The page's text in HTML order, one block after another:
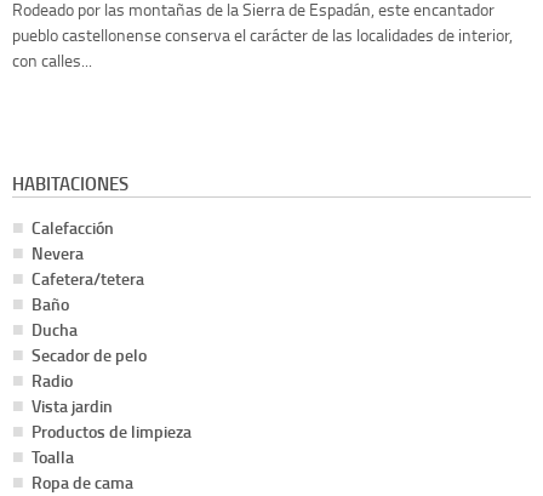
Rodeado por las montañas de la Sierra de Espadán, este encantador
pueblo castellonense conserva el carácter de las localidades de interior,
con calles...
HABITACIONES
Calefacción
Nevera
Cafetera/tetera
Baño
Ducha
Secador de pelo
Radio
Vista jardin
Productos de limpieza
Toalla
Ropa de cama